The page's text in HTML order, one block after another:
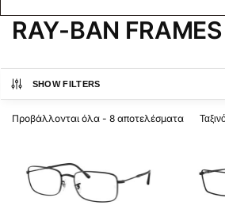
RAY-BAN FRAMES
SHOW FILTERS
Προβάλλονται όλα - 8 αποτελέσματα